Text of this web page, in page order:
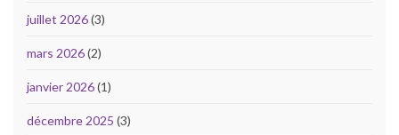
juillet 2026(3)
mars 2026(2)
janvier 2026(1)
décembre 2025 (3)